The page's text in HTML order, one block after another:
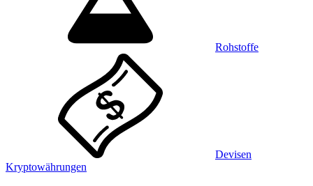
Rohstoffe
Devisen
Kryptowährungen